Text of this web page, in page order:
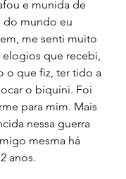
e munida de
do mundo eu
me senti muito
que recebi,
o que fiz, ter tido a
o biquíni. Foi
para mim. Mais
nessa guerra
mesma há
anos.